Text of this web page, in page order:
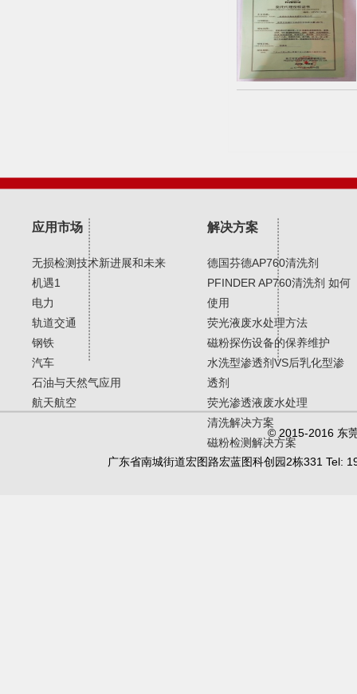
应用市场
无损检测技术新进展和未来
机遇1
电力
轨道交通
钢铁
汽车
石油与天然气应用
航天航空
解决方案
德国芬德AP760清洗剂
PFINDER AP760清洗剂 如何
使用
荧光液废水处理方法
磁粉探伤设备的保养维护
水洗型渗透剂VS后乳化型渗
透剂
荧光渗透液废水处理
清洗解决方案
磁粉检测解决方案
© 2015-2016 东
广东省南城街道宏图路宏蓝图科创园2栋331 Tel: